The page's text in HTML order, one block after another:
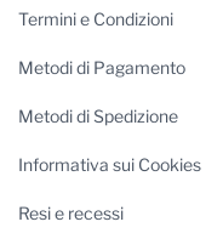
Termini e Condizioni
Metodi di Pagamento
Metodi di Spedizione
Informativa sui Cookies
Resi e recessi